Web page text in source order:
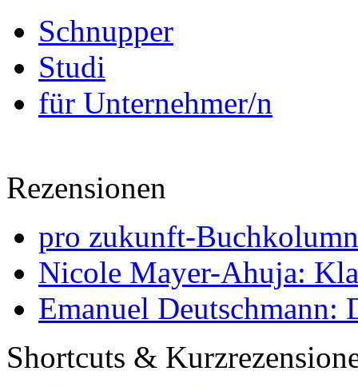
Schnupper
Studi
für Unternehmer/n
Rezensionen
pro zukunft-
Nicole Mayer-Ahuja:
Emanuel Deutschmann:
Shortcuts &